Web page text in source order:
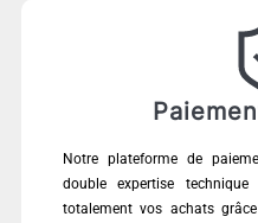
Notre plateforme de
double expertise
totalement vos achats